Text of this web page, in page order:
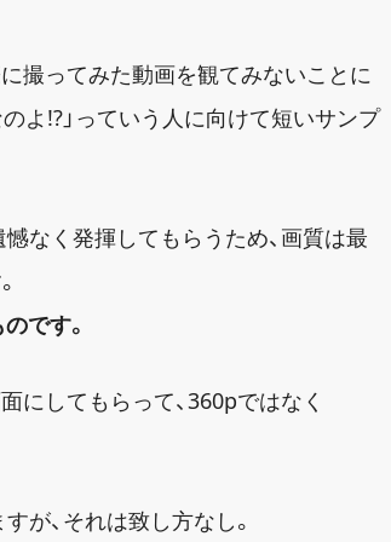
撮ってみた動画を観てみないことに
よ!?」っていう人に向けて短いサンプ
憾なく発揮してもらうため、画質は最
です。
にしてもらって、360pではなく
が、それは致し方なし。